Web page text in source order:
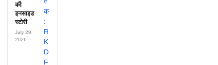
की
इनसाइड
स्टोरी
July 29,
2026